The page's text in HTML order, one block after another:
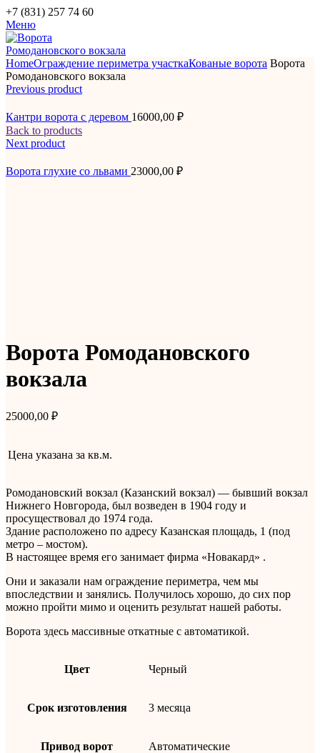
+7 (831) 257 74 60
Меню
HomeОграждение периметра участкаКованые ворота Ворота
Ромодановского вокзала
Previous product
Кантри ворота с деревом 16000,00 ₽
Back to products
Next product
Ворота глухие со львами 23000,00 ₽
Ворота Ромодановского
вокзала
25000,00 ₽
Цена указана за кв.м.
Ромодановский вокзал (Казанский вокзал) — бывший вокзал
Нижнего Новгорода, был возведен в 1904 году и
просуществовал до 1974 года.
Здание расположено по адресу Казанская площадь, 1 (под
метро – мостом).
В настоящее время его занимает фирма «Новакард» .
Они и заказали нам ограждение периметра, чем мы
впоследствии и занялись. Получилось хорошо, до сих пор
можно пройти мимо и оценить результат нашей работы.
Ворота здесь массивные откатные с автоматикой.
Цвет Черный
Срок изготовления 3 месяца
Привод ворот Автоматические